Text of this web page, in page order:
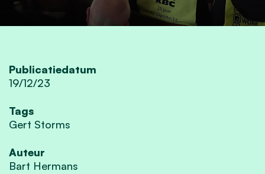
Publicatiedatum
19/12/23
Tags
Gert Storms
Auteur
Bart Hermans